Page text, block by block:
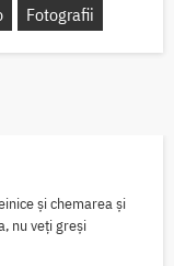
Fotografii
și chemarea și
nu veți greși